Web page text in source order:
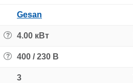
Gesan
? 4.00 кВт
? 400 / 230 В
3